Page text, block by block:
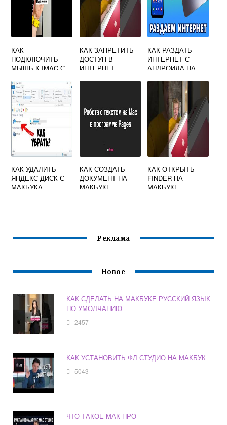
КАК
ПОДКЛЮЧИТЬ
МЫШЬ К IMAC С
КЛАВИАТУРЫ
КАК ЗАПРЕТИТЬ
ДОСТУП В
ИНТЕРНЕТ
КАК РАЗДАТЬ
ИНТЕРНЕТ С
АНДРОИДА НА
КАК УДАЛИТЬ
ЯНДЕКС ДИСК С
МАКБУКА
КАК СОЗДАТЬ
ДОКУМЕНТ НА
МАКБУКЕ
КАК ОТКРЫТЬ
FINDER НА
МАКБУКЕ
Реклама
Новое
КАК СДЕЛАТЬ НА МАКБУКЕ РУССКИЙ ЯЗЫК
ПО УМОЛЧАНИЮ
2457
КАК УСТАНОВИТЬ ФЛ СТУДИО НА МАКБУК
5043
ЧТО ТАКОЕ МАК ПРО